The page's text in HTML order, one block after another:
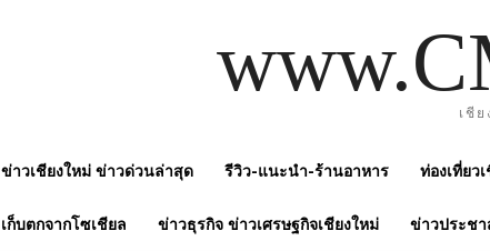
เชี
ข่าวเชียงใหม่ ข่าวด่วนล่าสุด รีวิว-แนะนำ-ร้านอาหาร ท่องเที่ยว
เก็บตกจากโซเชียล ข่าวธุรกิจ ข่าวเศรษฐกิจเชียงใหม่ ข่าวประช